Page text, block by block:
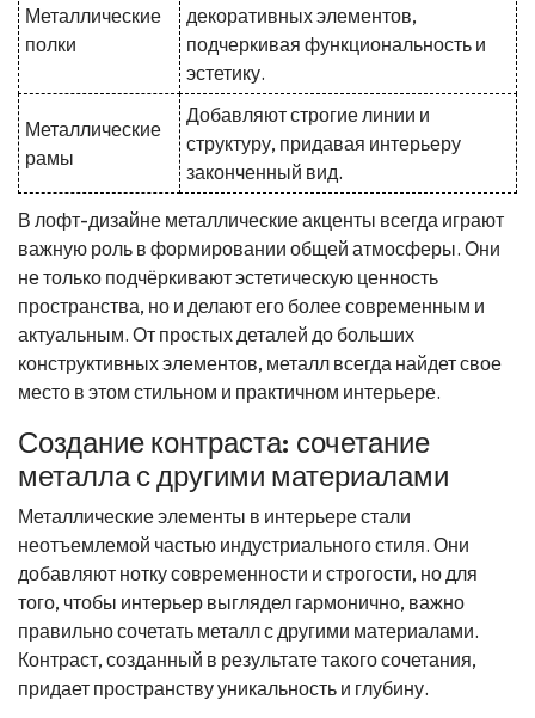
Металлические
полки
декоративных элементов,
подчеркивая функциональность и
эстетику.
Металлические
рамы
Добавляют строгие линии и
структуру, придавая интерьеру
законченный вид.
В лофт-дизайне металлические акценты всегда играют
важную роль в формировании общей атмосферы. Они
не только подчёркивают эстетическую ценность
пространства, но и делают его более современным и
актуальным. От простых деталей до больших
конструктивных элементов, металл всегда найдет свое
место в этом стильном и практичном интерьере.
Создание контраста: сочетание
металла с другими материалами
Металлические элементы в интерьере стали
неотъемлемой частью индустриального стиля. Они
добавляют нотку современности и строгости, но для
того, чтобы интерьер выглядел гармонично, важно
правильно сочетать металл с другими материалами.
Контраст, созданный в результате такого сочетания,
придает пространству уникальность и глубину.